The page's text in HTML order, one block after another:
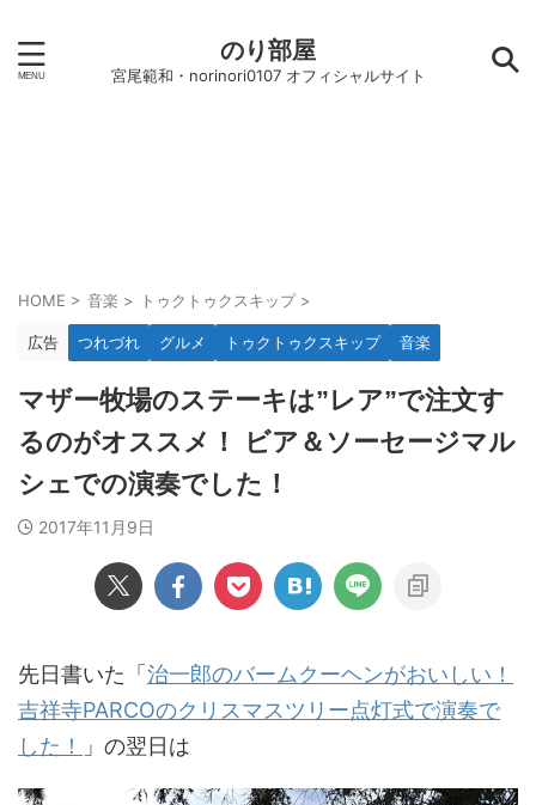
のり部屋
宮尾範和・norinori0107 オフィシャルサイト
HOME > 音楽 > トゥクトゥクスキップ >
広告 つれづれ グルメ トゥクトゥクスキップ 音楽
マザー牧場のステーキは”レア”で注文す
るのがオススメ！ ビア＆ソーセージマル
シェでの演奏でした！
2017年11月9日
先日書いた「 治一郎のバームクーヘンがおいしい！
吉祥寺PARCOのクリスマスツリー点灯式で演奏で
した！
」の翌日は